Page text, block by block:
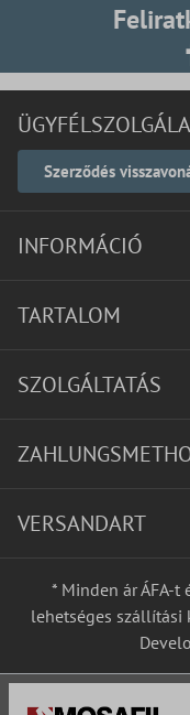
Szerződés
INFORMÁCIÓ
TARTALOM
SZOLGÁLTATÁS
VERSANDART
* Minden ár ÁFA-t
lehetséges szállítási